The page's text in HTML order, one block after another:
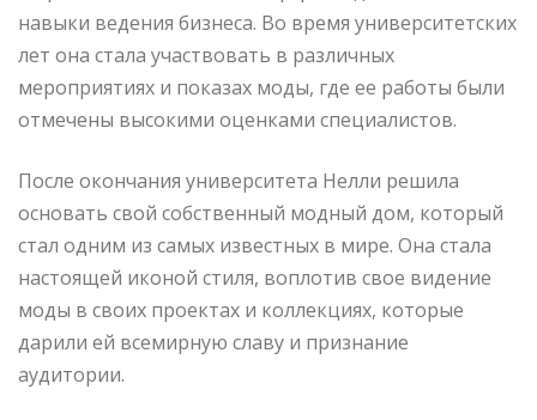
навыки ведения бизнеса. Во время университетских
лет она стала участвовать в различных
мероприятиях и показах моды, где ее работы были
отмечены высокими оценками специалистов.
После окончания университета Нелли решила
основать свой собственный модный дом, который
стал одним из самых известных в мире. Она стала
настоящей иконой стиля, воплотив свое видение
моды в своих проектах и коллекциях, которые
дарили ей всемирную славу и признание
аудитории.